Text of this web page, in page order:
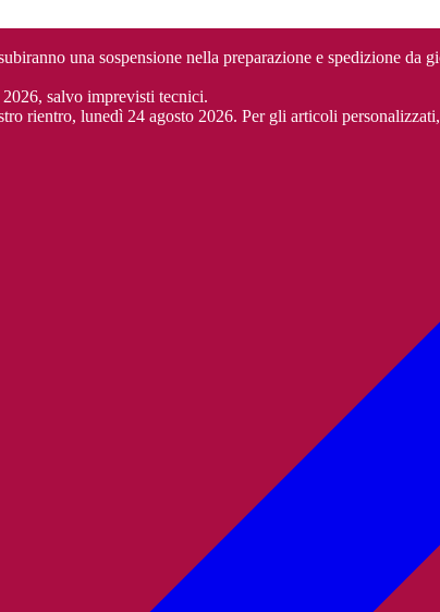
una sospensione nella preparazione e spedizione da
salvo imprevisti tecnici.
rientro, lunedì 24 agosto 2026. Per gli articoli